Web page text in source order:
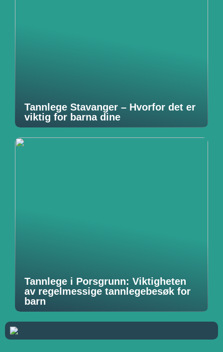
Tannlege Stavanger – Hvorfor det er
viktig for barna dine
Tannlege i Porsgrunn: Viktigheten
av regelmessige tannlegebesøk for
barn